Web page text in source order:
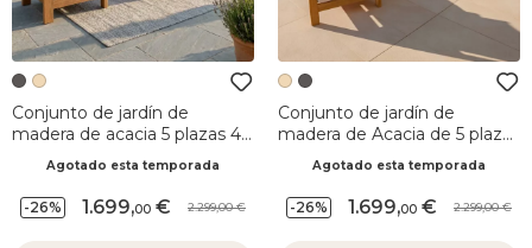
Conjunto de jardín de
madera de acacia 5 plazas 4
Agotado esta temporada
-26% 1.699,00 2.299,00
Conjunto de jardín de
madera de Acacia de 5 plazas
Agotado esta temporada
-26% 1.699,00 2.299,00